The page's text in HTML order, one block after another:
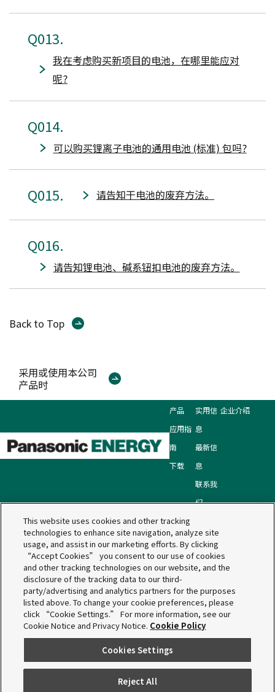
013
我在考虑购买新项目的电池，在哪里能应对
呢?
014
可以购买锂离子电池的通用电池 (标准) 包吗?
015 请告知干电池的废弃方法。
016
请告知锂电池、碱系钮扣电池的废弃方法。
Back to Top
采用或使用本公司
产品时
产品
应用指
南
下载
实用信
息
最新信
息
联系我
们
企业介绍
网站地图 服务条款
Web Accessibility Policy
Information Security Policy
隐私保密声明
Cookies声明
Panasonic Energy Co., Ltd.Copyright © Panasonic
Energy Co., Ltd.
松下电器机电(中国)有限公司 Copyright ©松下电器机电(中
国)有限公司
京ICP备05031335号 京公网安110105007254
This website uses cookies and other tracking
technologies to enhance site navigation, analyze site
usage, and assist in our marketing efforts. By clicking
“Accept Cookies” you consent to our use of cookies
and other tracking technologies on our website, and the
disclosure of the tracking data to our third-
party/advertising and analytics partners for the purposes
listed above. To change your cookie preferences, please
click “Cookie Settings.” For more information, see our
Cookie Notice and Privacy Notice. Cookie Policy
Cookies Settings
Reject All